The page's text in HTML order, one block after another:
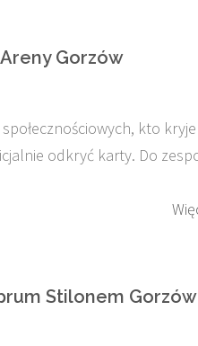
Gorzów
kto kryje
odkryć karty. Do
Stilonem Gorzów